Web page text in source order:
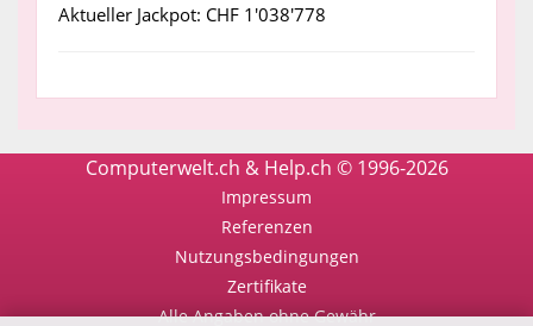
Aktueller Jackpot: CHF 1'038'778
Computerwelt.ch & Help.ch © 1996-2026
Impressum
Referenzen
Nutzungsbedingungen
Zertifikate
Alle Angaben ohne Gewähr